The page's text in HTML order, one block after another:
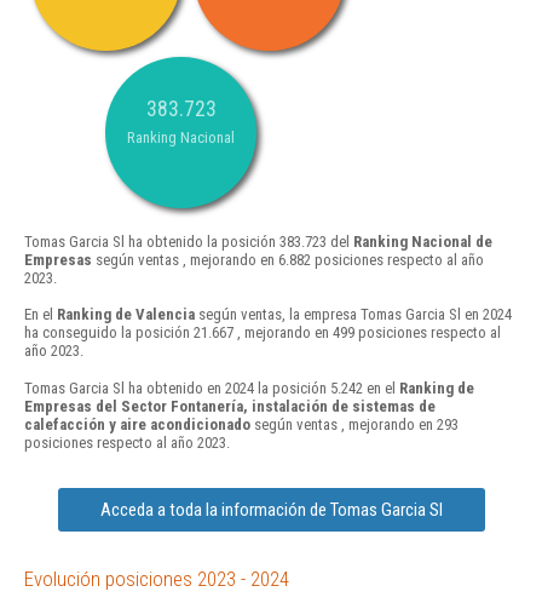
383.723
Ranking Nacional
Tomas Garcia Sl ha obtenido la posición 383.723 del Ranking Nacional de
Empresas según ventas , mejorando en 6.882 posiciones respecto al año
2023.
En el Ranking de Valencia según ventas, la empresa Tomas Garcia Sl en 2024
ha conseguido la posición 21.667 , mejorando en 499 posiciones respecto al
año 2023.
Tomas Garcia Sl ha obtenido en 2024 la posición 5.242 en el Ranking de
Empresas del Sector Fontanería, instalación de sistemas de
calefacción y aire acondicionado según ventas , mejorando en 293
posiciones respecto al año 2023.
Acceda a toda la información de Tomas Garcia Sl
Evolución posiciones 2023 - 2024